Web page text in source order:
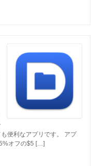
便利なアプリです。 アプ
オフの$5 […]